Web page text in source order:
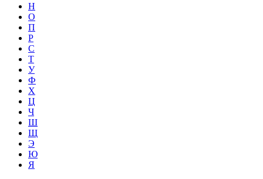
Н
О
П
Р
С
Т
У
Ф
Х
Ц
Ч
Ш
Щ
Э
Ю
Я